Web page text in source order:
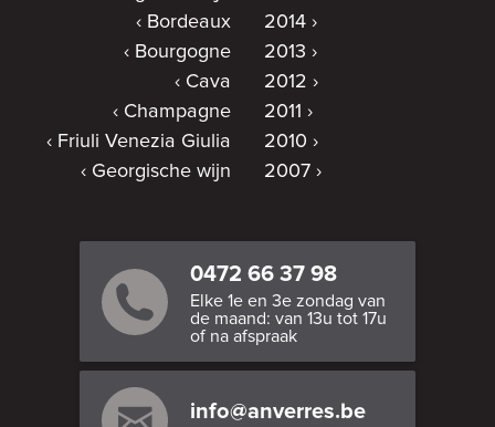
Bordeaux
Bourgogne
Cava
Champagne
Friuli Venezia Giulia
Georgische wijn
2014
2013
2012
2011
2010
2007
0472 66 37 98
Elke 1e en 3e zondag van
de maand: van 13u tot 17u
of na afspraak
info@anverres.be